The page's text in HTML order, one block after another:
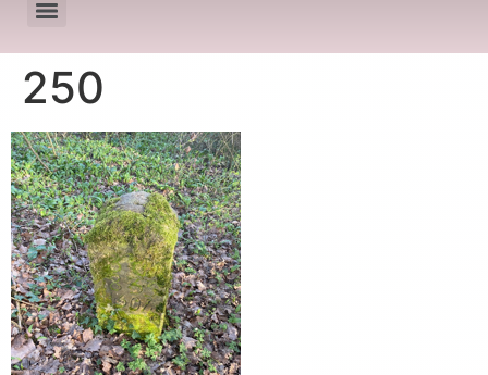
250